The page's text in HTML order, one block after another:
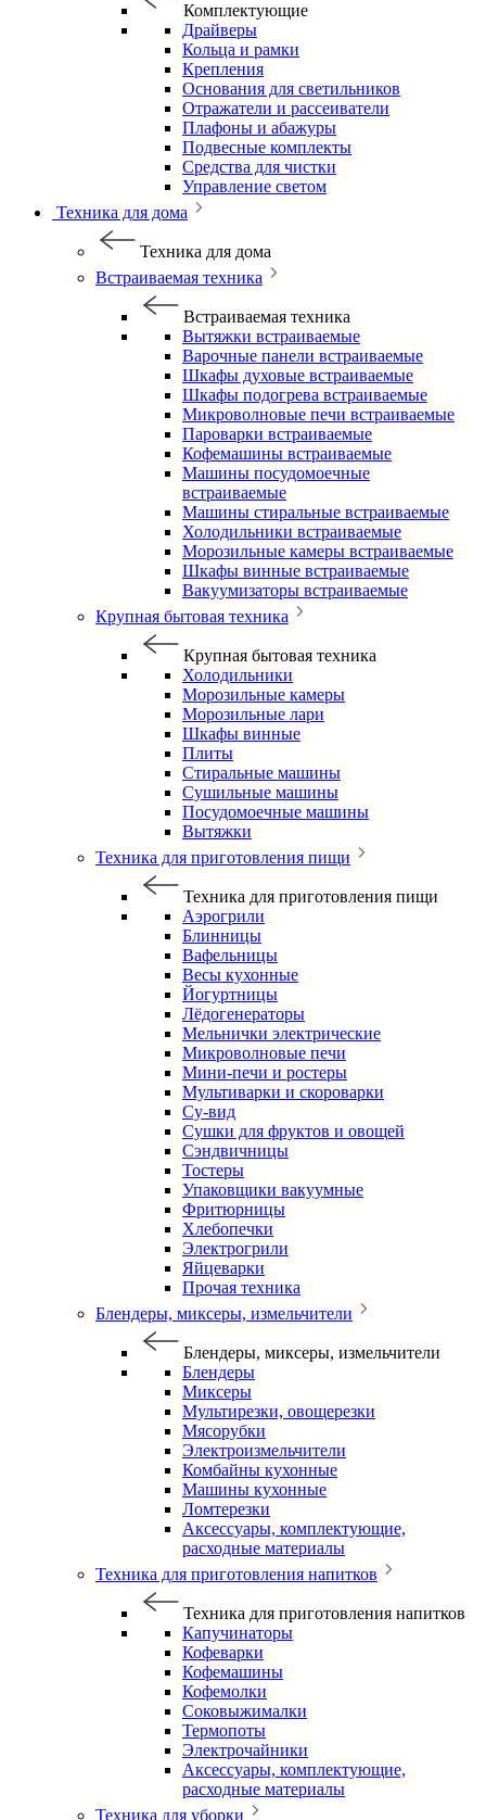
Комплектующие
Драйверы
Кольца и рамки
Крепления
Основания для светильников
Отражатели и рассеиватели
Плафоны и абажуры
Подвесные комплекты
Средства для чистки
Управление светом
Техника для дома
Техника для дома
Встраиваемая техника
Встраиваемая техника
Вытяжки встраиваемые
Варочные панели встраиваемые
Шкафы духовые встраиваемые
Шкафы подогрева встраиваемые
Микроволновые печи встраиваемые
Пароварки встраиваемые
Кофемашины встраиваемые
Машины посудомоечные
встраиваемые
Машины стиральные встраиваемые
Холодильники встраиваемые
Морозильные камеры встраиваемые
Шкафы винные встраиваемые
Вакуумизаторы встраиваемые
Крупная бытовая техника
Крупная бытовая техника
Холодильники
Морозильные камеры
Морозильные лари
Шкафы винные
Плиты
Стиральные машины
Сушильные машины
Посудомоечные машины
Вытяжки
Техника для приготовления пищи
Техника для приготовления пищи
Аэрогрили
Блинницы
Вафельницы
Весы кухонные
Йогуртницы
Лёдогенераторы
Мельнички электрические
Микроволновые печи
Мини-печи и ростеры
Мультиварки и скороварки
Су-вид
Сушки для фруктов и овощей
Сэндвичницы
Тостеры
Упаковщики вакуумные
Фритюрницы
Хлебопечки
Электрогрили
Яйцеварки
Прочая техника
Блендеры, миксеры, измельчители
Блендеры, миксеры, измельчители
Блендеры
Миксеры
Мультирезки, овощерезки
Мясорубки
Электроизмельчители
Комбайны кухонные
Машины кухонные
Ломтерезки
Аксессуары, комплектующие,
расходные материалы
Техника для приготовления напитков
Техника для приготовления напитков
Капучинаторы
Кофеварки
Кофемашины
Кофемолки
Соковыжималки
Термопоты
Электрочайники
Аксессуары, комплектующие,
расходные материалы
Техника для уборки